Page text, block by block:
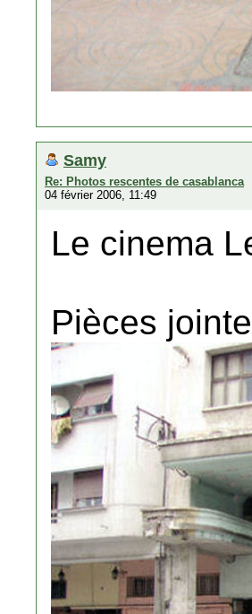
Samy
Re: Photos rescentes de casablanca
04 février 2006, 11:49
Le cinema
Pièces